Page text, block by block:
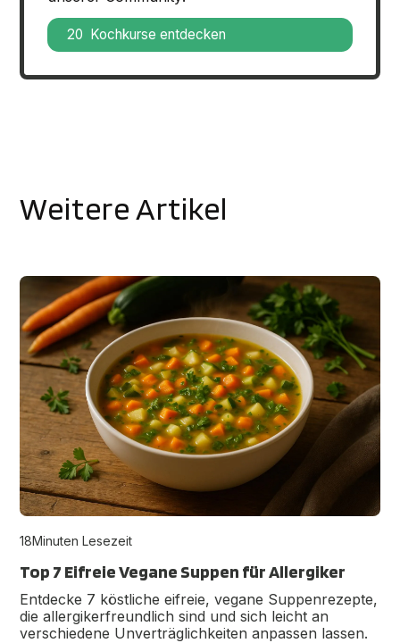
20 Kochkurse entdecken
Weitere Artikel
18Minuten Lesezeit
Top 7 Eifreie Vegane Suppen für Allergiker
Entdecke 7 köstliche eifreie, vegane Suppenrezepte,
die allergikerfreundlich sind und sich leicht an
verschiedene Unverträglichkeiten anpassen lassen.